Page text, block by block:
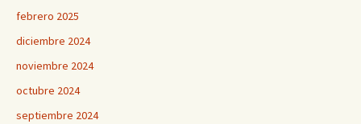
febrero 2025
diciembre 2024
noviembre 2024
octubre 2024
septiembre 2024